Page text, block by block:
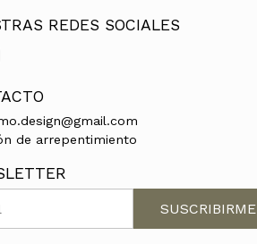
REDES SOCIALES
de arrepentimiento
SUSCRIBIRME